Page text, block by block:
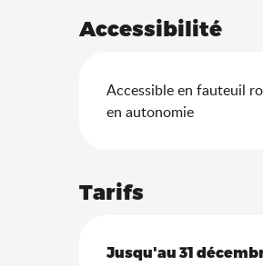
Accessibilité
Accessible en fauteuil
en autonomie
Tarifs
Du6 janvier 2026au
Jusqu'au 31